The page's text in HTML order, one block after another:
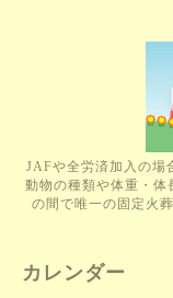
JAFや全労済加入の場
動物の種類や体重・体
の間で唯一の固定火
カレンダー